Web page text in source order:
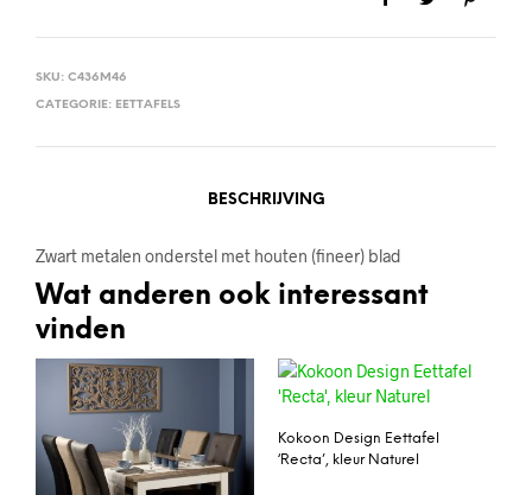
SKU: C436M46
CATEGORIE: EETTAFELS
BESCHRIJVING
Zwart metalen onderstel met houten (fineer) blad
Wat anderen ook interessant
vinden
Kokoon Design Eettafel
‘Recta’, kleur Naturel